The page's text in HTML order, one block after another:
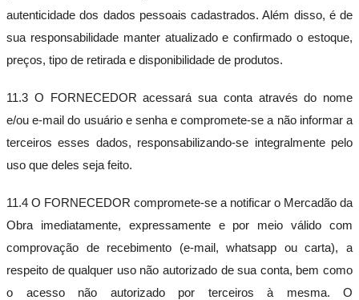
autenticidade dos dados pessoais cadastrados. Além disso, é de
sua responsabilidade manter atualizado e confirmado o estoque,
preços, tipo de retirada e disponibilidade de produtos.
11.3 O FORNECEDOR acessará sua conta através do nome
e/ou e-mail do usuário e senha e compromete-se a não informar a
terceiros esses dados, responsabilizando-se integralmente pelo
uso que deles seja feito.
11.4 O FORNECEDOR compromete-se a notificar o Mercadão da
Obra imediatamente, expressamente e por meio válido com
comprovação de recebimento (e-mail, whatsapp ou carta), a
respeito de qualquer uso não autorizado de sua conta, bem como
o acesso não autorizado por terceiros à mesma. O